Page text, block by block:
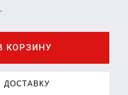
КОРЗИНУ
ДОСТАВКУ